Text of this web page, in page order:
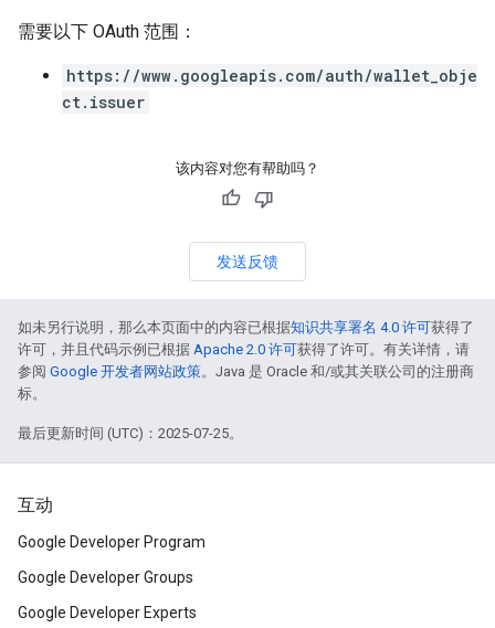
需要以下 OAuth 范围：
https://www.googleapis.com/auth/wallet_obje
ct.issuer
该内容对您有帮助吗？
发送反馈
如未另行说明，那么本页面中的内容已根据知识共享署名 4.0 许可获得了
许可，并且代码示例已根据 Apache 2.0 许可获得了许可。有关详情，请
参阅 Google 开发者网站政策。Java 是 Oracle 和/或其关联公司的注册商
标。
最后更新时间 (UTC)：2025-07-25。
互动
Google Developer Program
Google Developer Groups
Google Developer Experts